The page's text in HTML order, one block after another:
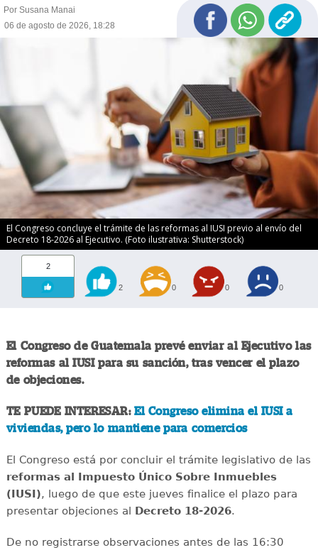
Por Susana Manai
06 de agosto de 2026, 18:28
El Congreso concluye el trámite de las reformas al IUSI previo al envío del
Decreto 18-2026 al Ejecutivo. (Foto ilustrativa: Shutterstock)
2
2 0 0 0
El Congreso de Guatemala prevé enviar al Ejecutivo las
reformas al IUSI para su sanción, tras vencer el plazo
de objeciones.
TE PUEDE INTERESAR:El Congreso elimina el IUSI a
viviendas, pero lo mantiene para comercios
El Congreso está por concluir el trámite legislativo de las
reformas al Impuesto Único Sobre Inmuebles
(IUSI), luego de que este jueves finalice el plazo para
presentar objeciones al
Decreto 18-2026.
De no registrarse observaciones antes de las 16:30